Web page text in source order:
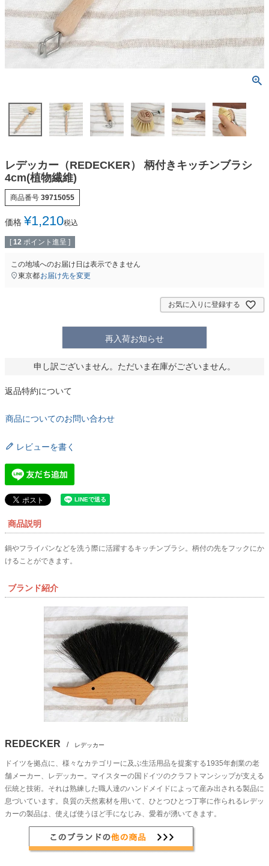
レデッカー（REDECKER） 柄付きキッチンブラシ
4cm(植物繊維)
商品番号 39715055
価格 ¥1,210税込
[ 12 ポイント進呈 ]
この地域へのお届け日は表示できません
東京都お届け先を変更
お気に入りに登録する
再入荷お知らせ
申し訳ございません。ただいま在庫がございません。
返品特約について
商品についてのお問い合わせ
レビューを書く
商品説明
鍋やフライパンなどを洗う際に活躍するキッチンブラシ。柄付の先をフックにか
けることができます。
ブランド紹介
REDECKER / レデッカー
ドイツを拠点に、様々なカテゴリーに及ぶ生活用品を提案する1935年創業の老
舗メーカー、レデッカー。マイスターの国ドイツのクラフトマンシップが支える
伝統と技術。それは熟練した職人達のハンドメイドによって産み出される製品に
息づいています。良質の天然素材を用いて、ひとつひとつ丁寧に作られるレデッ
カーの製品は、使えば使うほど手になじみ、愛着が湧いてきます。